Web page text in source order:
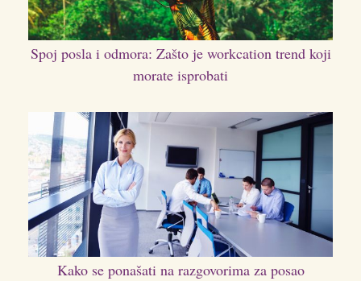
Spoj posla i odmora: Zašto je workcation trend koji
morate isprobati
Kako se ponašati na razgovorima za posao